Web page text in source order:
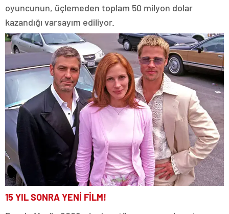
oyuncunun, üçlemeden toplam 50 milyon dolar
kazandığı varsayım ediliyor.
15 YIL SONRA YENİ FİLM!